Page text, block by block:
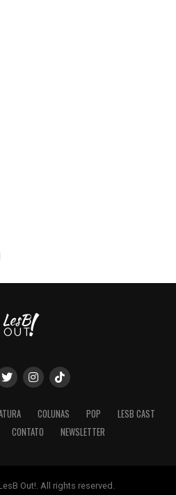
COLUNAS POP
LESB CAST
CONTATO NEWSLETTER
Out!. All rights reserved.